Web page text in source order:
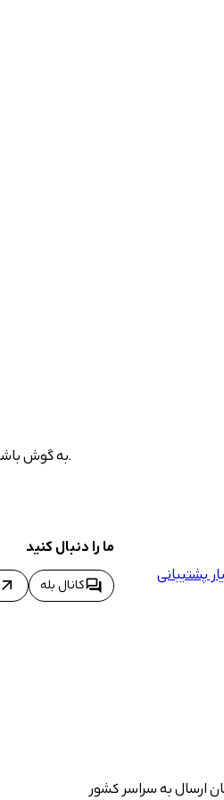
به گوش باشید! محصولات بیشتری در این قسمت به نمایش درخواهد آمد چرا که در حال اضافه شدن به سایت هستند.
پشتیبانی
ما را دنبال کنید
forumکانال بله arrow_outward
ارسال به سراسر کشور